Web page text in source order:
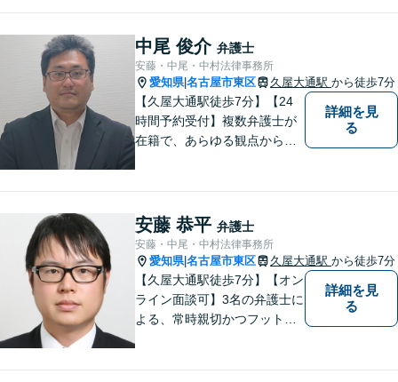
をもとに柔軟に対応いたしま
す。まずはご相談ください。
【土日祝、夜間の相談可】
中尾 俊介 弁護士
安藤・中尾・中村法律事務所
愛知県|名古屋市東区 久屋大通駅 から徒歩7分
【久屋大通駅徒歩7分】【24
時間予約受付】複数弁護士が
在籍で、あらゆる観点から丁
は、一度ご相談ください。
【当日・休日・夜間相談可】
詳細を見
る
安藤 恭平 弁護士
安藤・中尾・中村法律事務所
愛知県|名古屋市東区 久屋大通駅 から徒歩7分
【久屋大通駅徒歩7分】【オン
ライン面談可】3名の弁護士に
よる、常時親切かつフットワ
詳細を見
る